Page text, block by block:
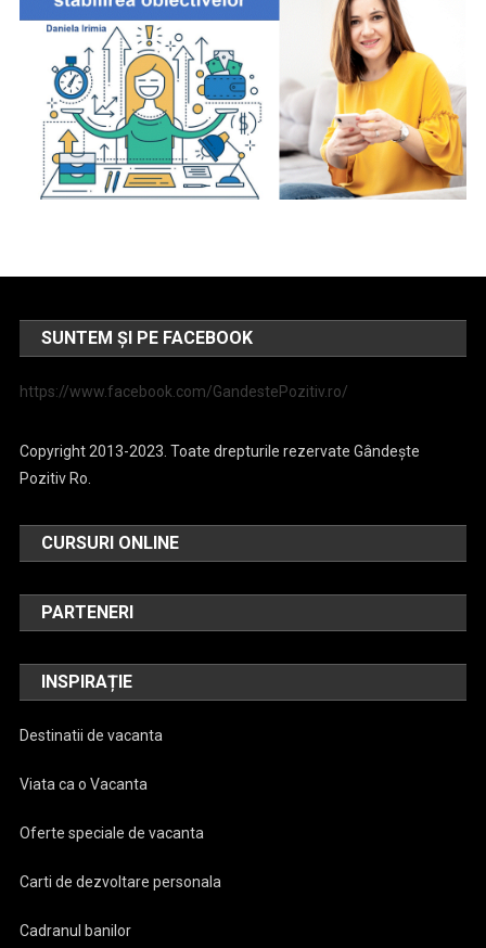
SUNTEM ȘI PE FACEBOOK
https://www.facebook.com/GandestePozitiv.ro/
Copyright 2013-2023. Toate drepturile rezervate Gândește
Pozitiv Ro.
CURSURI ONLINE
PARTENERI
INSPIRAȚIE
Destinatii de vacanta
Viata ca o Vacanta
Oferte speciale de vacanta
Carti de dezvoltare personala
Cadranul banilor